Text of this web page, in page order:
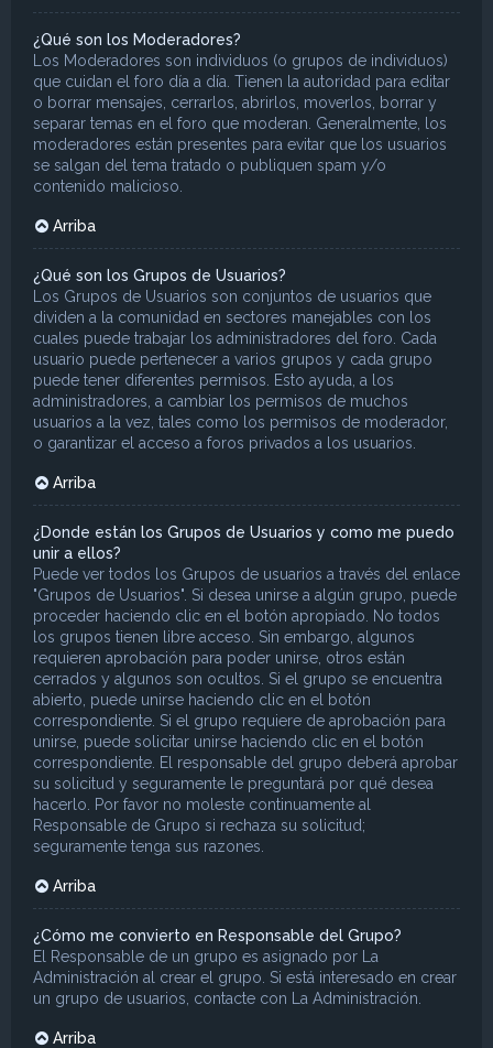
¿Qué son los Moderadores?
Los Moderadores son individuos (o grupos de individuos)
que cuidan el foro día a día. Tienen la autoridad para editar
o borrar mensajes, cerrarlos, abrirlos, moverlos, borrar y
separar temas en el foro que moderan. Generalmente, los
moderadores están presentes para evitar que los usuarios
se salgan del tema tratado o publiquen spam y/o
contenido malicioso.
Arriba
¿Qué son los Grupos de Usuarios?
Los Grupos de Usuarios son conjuntos de usuarios que
dividen a la comunidad en sectores manejables con los
cuales puede trabajar los administradores del foro. Cada
usuario puede pertenecer a varios grupos y cada grupo
puede tener diferentes permisos. Esto ayuda, a los
administradores, a cambiar los permisos de muchos
usuarios a la vez, tales como los permisos de moderador,
o garantizar el acceso a foros privados a los usuarios.
Arriba
¿Donde están los Grupos de Usuarios y como me puedo
unir a ellos?
Puede ver todos los Grupos de usuarios a través del enlace
"Grupos de Usuarios". Si desea unirse a algún grupo, puede
proceder haciendo clic en el botón apropiado. No todos
los grupos tienen libre acceso. Sin embargo, algunos
requieren aprobación para poder unirse, otros están
cerrados y algunos son ocultos. Si el grupo se encuentra
abierto, puede unirse haciendo clic en el botón
correspondiente. Si el grupo requiere de aprobación para
unirse, puede solicitar unirse haciendo clic en el botón
correspondiente. El responsable del grupo deberá aprobar
su solicitud y seguramente le preguntará por qué desea
hacerlo. Por favor no moleste continuamente al
Responsable de Grupo si rechaza su solicitud;
seguramente tenga sus razones.
Arriba
¿Cómo me convierto en Responsable del Grupo?
El Responsable de un grupo es asignado por La
Administración al crear el grupo. Si está interesado en crear
un grupo de usuarios, contacte con La Administración.
Arriba